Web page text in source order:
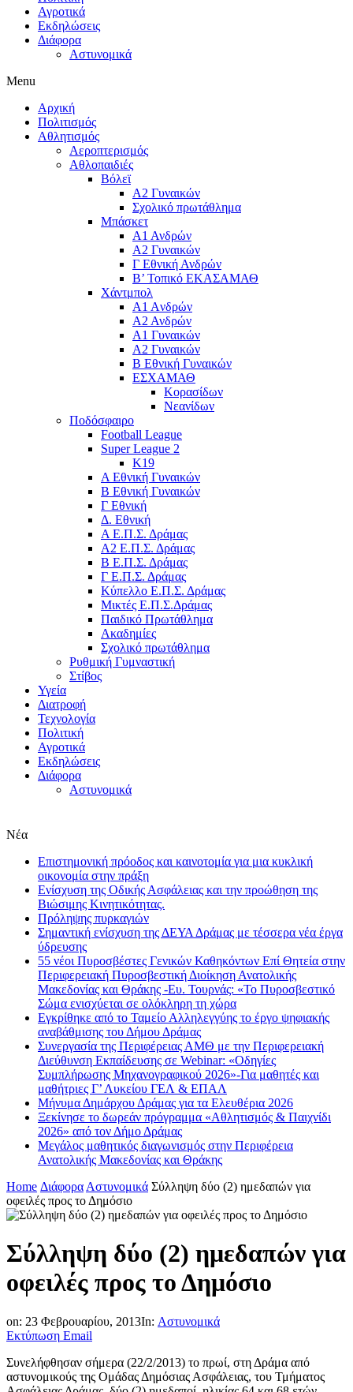
Αγροτικά
Εκδηλώσεις
Διάφορα
Αστυνομικά
Menu
Αρχική
Πολιτισμός
Αθλητισμός
Αεροπτερισμός
Αθλοπαιδιές
Βόλεϊ
Α2 Γυναικών
Σχολικό πρωτάθλημα
Μπάσκετ
Α1 Ανδρών
Α2 Γυναικών
Γ Εθνική Ανδρών
Β’ Τοπικό ΕΚΑΣΑΜΑΘ
Χάντμπολ
A1 Aνδρών
Α2 Ανδρών
Α1 Γυναικών
Α2 Γυναικών
Β Εθνική Γυναικών
ΕΣΧΑΜΑΘ
Κορασίδων
Νεανίδων
Ποδόσφαιρο
Football League
Super League 2
Κ19
A Εθνική Γυναικών
Β Εθνική Γυναικών
Γ Εθνική
Δ. Εθνική
Α Ε.Π.Σ. Δράμας
Α2 Ε.Π.Σ. Δράμας
Β Ε.Π.Σ. Δράμας
Γ Ε.Π.Σ. Δράμας
Κύπελλο Ε.Π.Σ. Δράμας
Μικτές Ε.Π.Σ.Δράμας
Παιδικό Πρωτάθλημα
Ακαδημίες
Σχολικό πρωτάθλημα
Ρυθμική Γυμναστική
Στίβος
Υγεία
Διατροφή
Τεχνολογία
Πολιτική
Αγροτικά
Εκδηλώσεις
Διάφορα
Αστυνομικά
Νέα
Επιστημονική πρόοδος και καινοτομία για μια κυκλική
οικονομία στην πράξη
Eνίσχυση της Οδικής Ασφάλειας και την προώθηση της
Βιώσιμης Κινητικότητας.
Πρόληψης πυρκαγιών
Σημαντική ενίσχυση της ΔΕΥΑ Δράμας με τέσσερα νέα έργα
ύδρευσης
55 νέοι Πυροσβέστες Γενικών Καθηκόντων Επί Θητεία στην
Περιφερειακή Πυροσβεστική Διοίκηση Ανατολικής
Μακεδονίας και Θράκης -Ευ. Τουρνάς: «Το Πυροσβεστικό
Σώμα ενισχύεται σε ολόκληρη τη χώρα
Εγκρίθηκε από το Ταμείο Αλληλεγγύης το έργο ψηφιακής
αναβάθμισης του Δήμου Δράμας
Συνεργασία της Περιφέρειας ΑΜΘ με την Περιφερειακή
Διεύθυνση Εκπαίδευσης σε Webinar: «Οδηγίες
Συμπλήρωσης Μηχανογραφικού 2026»-Για μαθητές και
μαθήτριες Γ’ Λυκείου ΓΕΛ & ΕΠΑΛ
Μήνυμα Δημάρχου Δράμας για τα Ελευθέρια 2026
Ξεκίνησε το δωρεάν πρόγραμμα «Αθλητισμός & Παιχνίδι
2026» από τον Δήμο Δράμας
Μεγάλος μαθητικός διαγωνισμός στην Περιφέρεια
Ανατολικής Μακεδονίας και Θράκης
Home Διάφορα Αστυνομικά Σύλληψη δύο (2) ημεδαπών για
οφειλές προς το Δημόσιο
Σύλληψη δύο (2) ημεδαπών για
οφειλές προς το Δημόσιο
on: 23 Φεβρουαρίου, 2013In: Αστυνομικά
Εκτύπωση Email
Συνελήφθησαν σήμερα (22/2/2013) το πρωί, στη Δράμα από
αστυνομικούς της Ομάδας Δημόσιας Ασφάλειας, του Τμήματος